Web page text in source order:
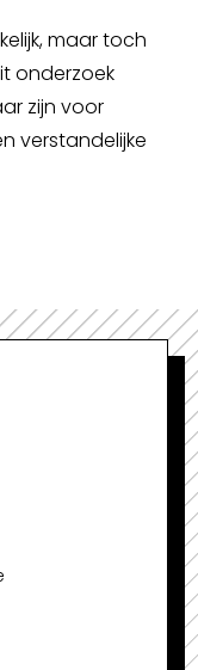
maar toch
onderzoek
zijn voor
verstandelijke